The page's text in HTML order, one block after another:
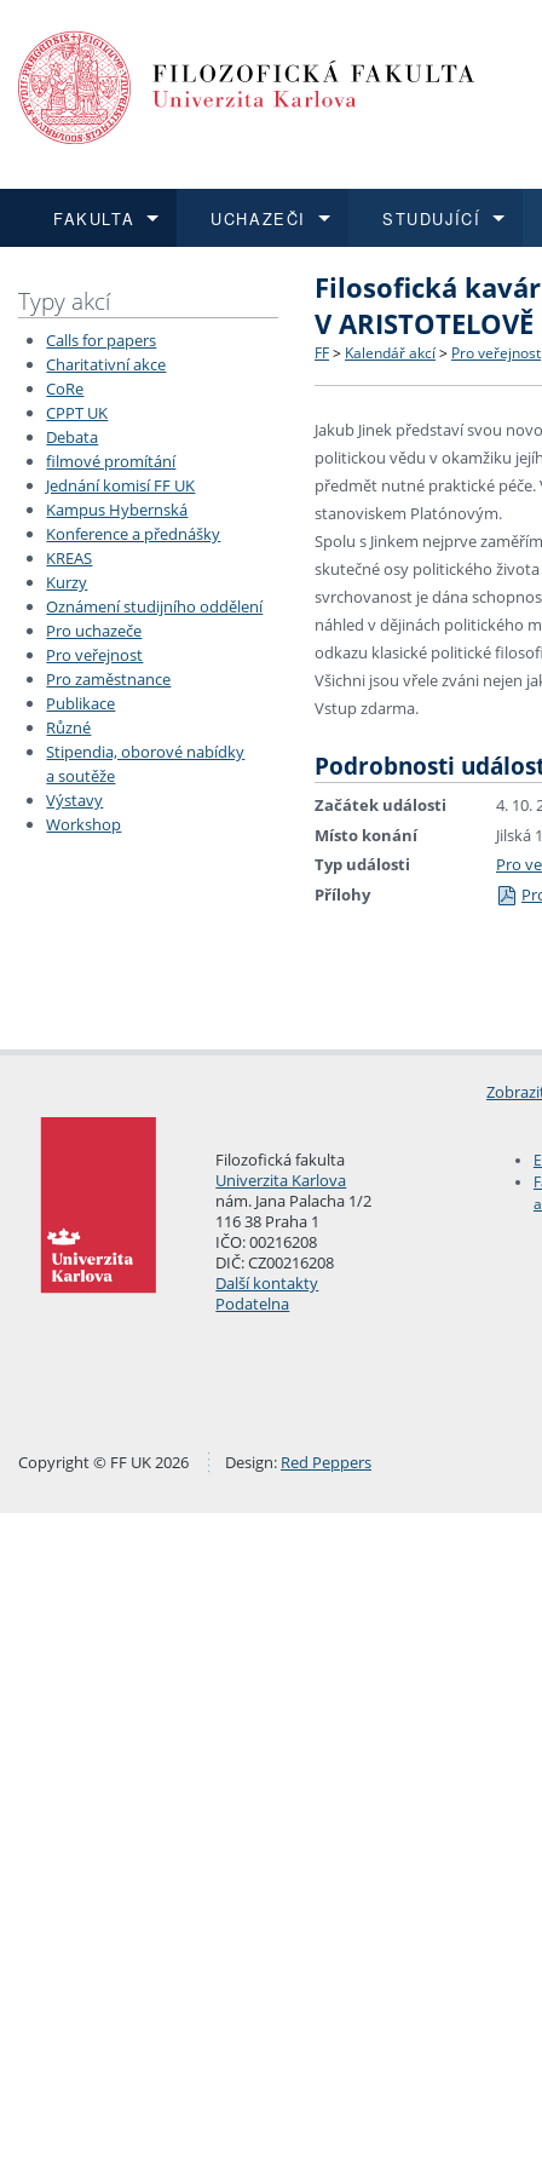
FAKULTA
Dozvědět se více
Struktura a historie
Strategie a další
Absolventi fakulty
Fakultní školy FF UK
UCHAZEČI
Podat přihlášku
Co studovat a jak se
Učitelské studijní
STUDUJÍCÍ
Dozvědět se více
Bakalářské a magisterské
Doktorské studium
Dozvědět se více
O vědě a výzkumu na FF
Akademické kvalifikace
Dozvědět se více
Aktuální nabídky a
Vyjíždějící studenti
Vyjíždějící zaměstnanci
Typy akcí
Calls for papers
Charitativní akce
CoRe
CPPT UK
Debata
filmové promítání
Jednání komisí FF UK
Kampus Hybernská
Konference a přednášky
KREAS
Kurzy
Oznámení studijního oddělení
Pro uchazeče
Pro veřejnost
Pro zaměstnance
Publikace
Různé
Stipendia, oborové nabídky
a soutěže
Výstavy
Workshop
Filosofická
V
FF > Kalendář akcí > Pro veřejnost
Jakub Jinek představí svou
politickou vědu v okamžiku
předmět nutné praktické
stanoviskem Platónovým.
Spolu s Jinkem nejprve
skutečné osy politického
svrchovanost je dána
náhled v dějinách politického
odkazu klasické politické
Všichni jsou vřele zváni nejen
Vstup zdarma.
Podrobnosti
Začátek události
4. 10.
Místo konání
Jilská
Typ události
Pro
Přílohy
Filozofická fakulta
Univerzita Karlova
nám. Jana Palacha 1/2
116 38 Praha 1
IČO: 00216208
DIČ: CZ00216208
Další kontakty
Podatelna
Copyright © FF UK 2026 Design: Red Peppers